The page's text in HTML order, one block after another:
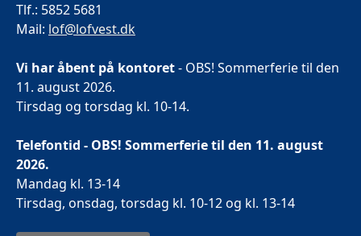
Tlf.: 5852 5681
Mail: lof@lofvest.dk
Vi har åbent på kontoret- OBS! Sommerferie til den
11. august 2026.
Tirsdag og torsdag kl. 10-14.
Telefontid - OBS! Sommerferie til den 11. august
2026.
Mandag kl. 13-14
Tirsdag, onsdag, torsdag kl. 10-12 og kl. 13-14